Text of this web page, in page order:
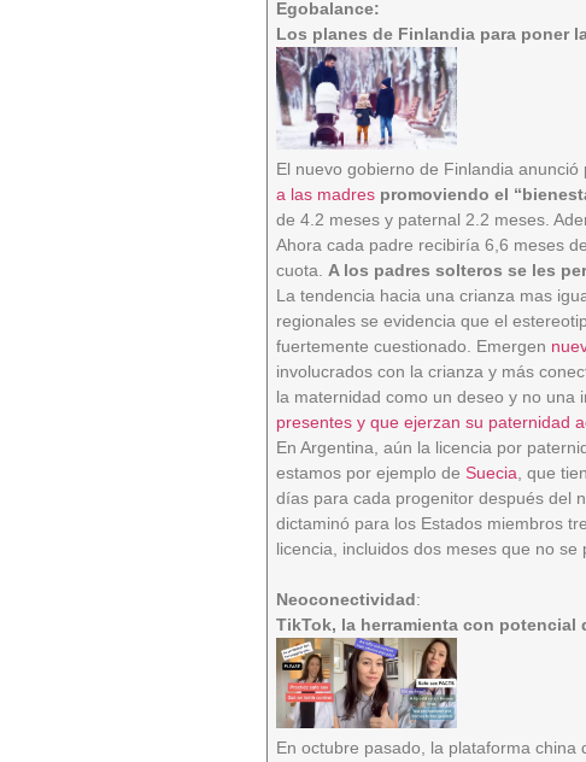
Egobalance:
Los planes de Finlandia para poner
El nuevo gobierno de Finlandia
a las madres promoviendo el
de 4.2 meses y paternal 2.2 meses.
Ahora cada padre recibiría 6,6 meses
cuota.A los padres solteros se les
La tendencia hacia una crianza mas
regionales se evidencia que el
fuertemente cuestionado. Emergen
involucrados con la crianza y más
la maternidad como un deseo y no
presentes y que ejerzan su paternidad
En Argentina, aún la licencia por
estamos por ejemplo de Suecia, que
días para cada progenitor después del
dictaminó para los Estados miembros
licencia, incluidos dos meses que no se
Neoconectividad:
TikTok, la herramienta con
En octubre pasado, la plataforma china